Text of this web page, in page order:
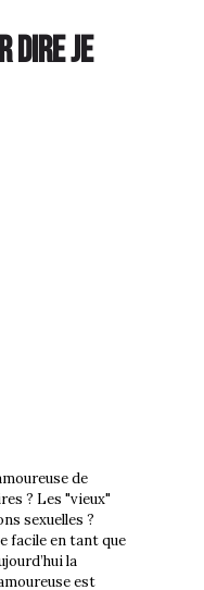
dire je
de
? Les "vieux"
sexuelles ?
facile en tant que
la
est